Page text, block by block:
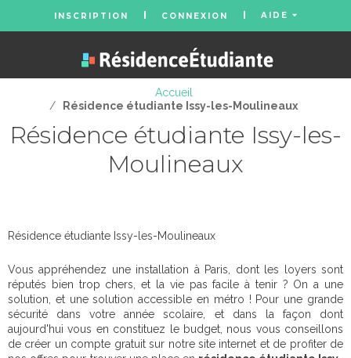
INSCRIPTION CONNEXION AIDE
Accueil
/
Résidence étudiante Issy-les-Moulineaux
Résidence étudiante Issy-les-
Moulineaux
Résidence étudiante Issy-les-Moulineaux
Vous appréhendez une installation à Paris, dont les loyers sont
réputés bien trop chers, et la vie pas facile à tenir ? On a une
solution, et une solution accessible en métro ! Pour une grande
sécurité dans votre année scolaire, et dans la façon dont
aujourd'hui vous en constituez le budget, nous vous conseillons
de créer un compte gratuit sur notre site internet et de profiter de